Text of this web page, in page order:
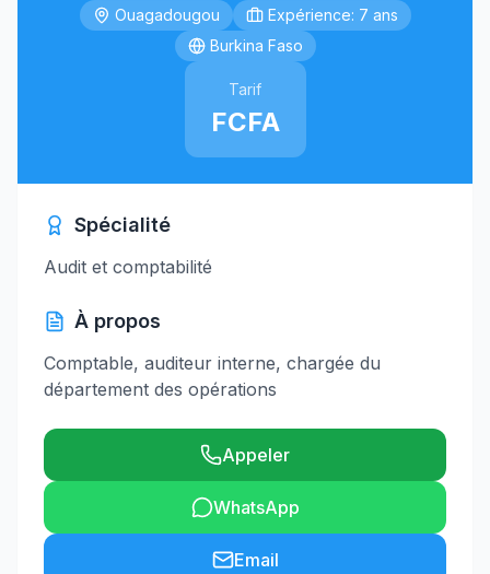
Ouagadougou
Expérience: 7 ans
Burkina Faso
Tarif
FCFA
Spécialité
Audit et comptabilité
À propos
Comptable, auditeur interne, chargée du
département des opérations
Appeler
WhatsApp
Email